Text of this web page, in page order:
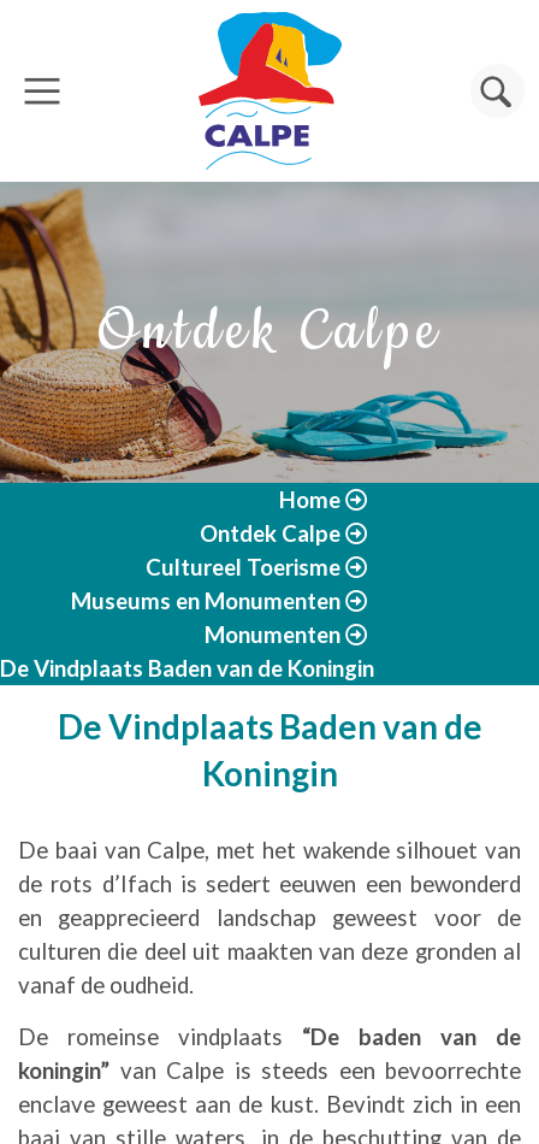
Overslaan en naar de inhoud gaan
Zoeken
Ontdek Calpe
Home
Ontdek Calpe
Cultureel Toerisme
Museums en Monumenten
Monumenten
De Vindplaats Baden van de Koningin
De Vindplaats Baden van de
Koningin
De baai van Calpe, met het wakende silhouet van
de rots d’Ifach is sedert eeuwen een bewonderd
en geapprecieerd landschap geweest voor de
culturen die deel uit maakten van deze gronden al
vanaf de oudheid.
De romeinse vindplaats “De baden van de
koningin” van Calpe is steeds een bevoorrechte
enclave geweest aan de kust. Bevindt zich in een
baai van stille waters, in de beschutting van de